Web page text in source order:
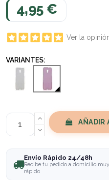
4,95 €
Ver la
VARIANTES:
AÑADIR
Envío Rápido 24/48h
Recibe tu pedido a domicilio muy
rápido